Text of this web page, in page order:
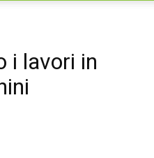
i lavori in